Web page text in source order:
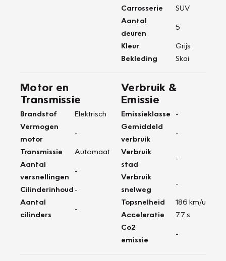
Carrosserie
SUV
Aantal
deuren
5
Kleur
Grijs
Bekleding
Skai
Motor en
Transmissie
Brandstof
Elektrisch
Vermogen
motor
-
Transmissie
Automaat
Aantal
versnellingen
-
Cilinderinhoud -
Aantal
cilinders
-
Verbruik &
Emissie
Emissieklasse
-
Gemiddeld
verbruik
-
Verbruik
stad
-
Verbruik
snelweg
-
Topsnelheid
186 km/u
Acceleratie
7.7 s
Co2
emissie
-